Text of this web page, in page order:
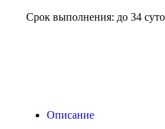
Срок выполнения: до 34
Описание